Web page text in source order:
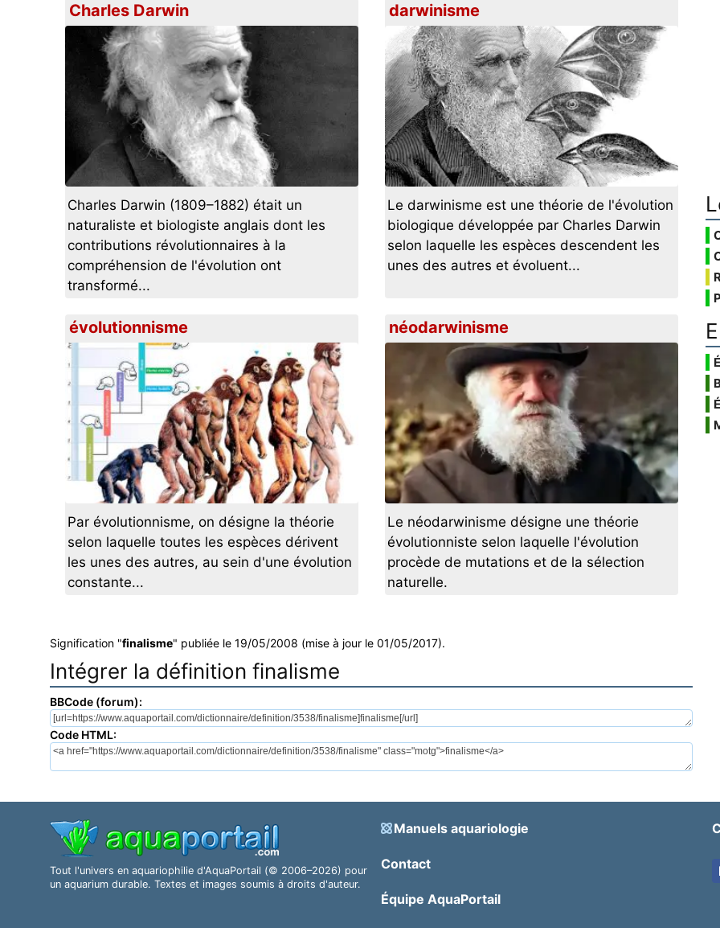
Charles Darwin
Charles Darwin (1809–1882) était un
naturaliste et biologiste anglais dont les
contributions révolutionnaires à la
compréhension de l'évolution ont
transformé...
darwinisme
Le darwinisme est une théorie de l'évolution
biologique développée par Charles Darwin
selon laquelle les espèces descendent les
unes des autres et évoluent...
évolutionnisme
Par évolutionnisme, on désigne la théorie
selon laquelle toutes les espèces dérivent
les unes des autres, au sein d'une évolution
constante...
néodarwinisme
Le néodarwinisme désigne une théorie
évolutionniste selon laquelle l'évolution
procède de mutations et de la sélection
naturelle.
Signification "finalisme" publiée le 19/05/2008 (mise à jour le 01/05/2017).
Intégrer la définition finalisme
BBCode (forum):
Code HTML:
Tout l'univers en aquariophilie d'AquaPortail (© 2006–2026) pour
un aquarium durable. Textes et images soumis à droits d'auteur.
Manuels aquariologie
Contact
Équipe AquaPortail